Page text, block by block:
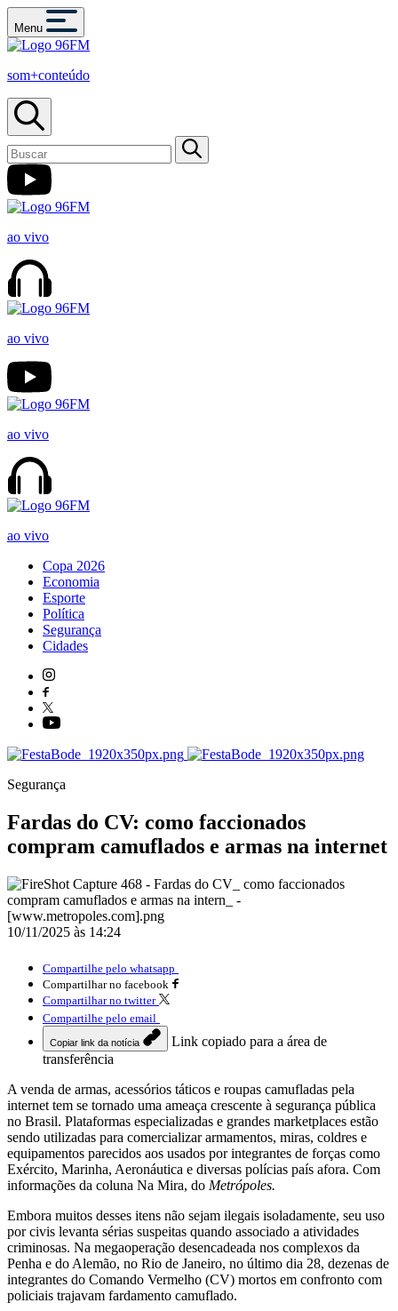
Menu
som+conteúdo
ao vivo
ao vivo
ao vivo
ao vivo
Copa 2026
Economia
Esporte
Política
Segurança
Cidades
Segurança
Fardas do CV: como faccionados
compram camuflados e armas na internet
10/11/2025 às 14:24
Compartilhe pelo whatsapp
Compartilhar no facebook
Compartilhar no twitter
Compartilhe pelo email
Copiar link da notícia
Link copiado para a área de
transferência
A venda de armas, acessórios táticos e roupas camufladas pela
internet tem se tornado uma ameaça crescente à segurança pública
no Brasil. Plataformas especializadas e grandes marketplaces estão
sendo utilizadas para comercializar armamentos, miras, coldres e
equipamentos parecidos aos usados por integrantes de forças como
Exército, Marinha, Aeronáutica e diversas polícias país afora. Com
informações da coluna Na Mira, do Metrópoles.
Embora muitos desses itens não sejam ilegais isoladamente, seu uso
por civis levanta sérias suspeitas quando associado a atividades
criminosas. Na megaoperação desencadeada nos complexos da
Penha e do Alemão, no Rio de Janeiro, no último dia 28, dezenas de
integrantes do Comando Vermelho (CV) mortos em confronto com
policiais trajavam fardamento camuflado.